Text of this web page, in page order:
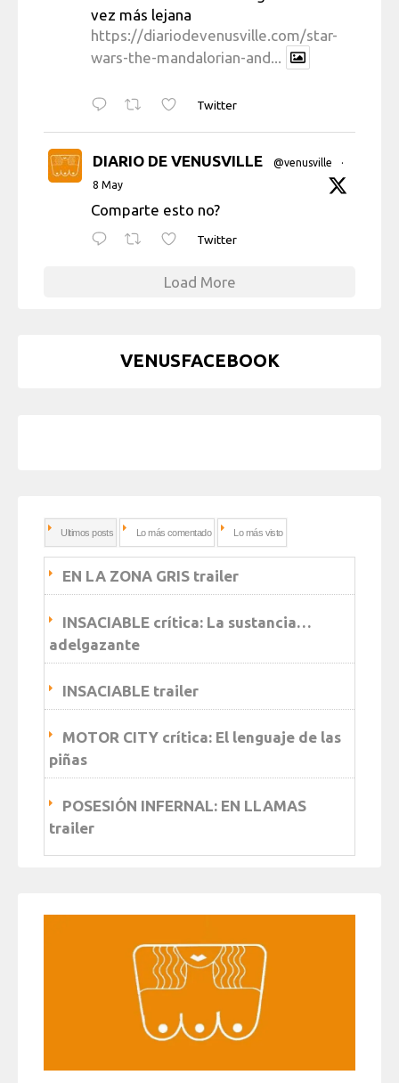
vez más lejana
https://diariodevenusville.com/star-
wars-the-mandalorian-and...
Twitter
DIARIO DE VENUSVILLE @venusville
·
8 May
Comparte esto no?
Twitter
Load More
VENUSFACEBOOK
Ultimos posts Lo más comentado Lo más visto
EN LA ZONA GRIS trailer
INSACIABLE crítica: La sustancia…
adelgazante
INSACIABLE trailer
MOTOR CITY crítica: El lenguaje de las
piñas
POSESIÓN INFERNAL: EN LLAMAS
trailer